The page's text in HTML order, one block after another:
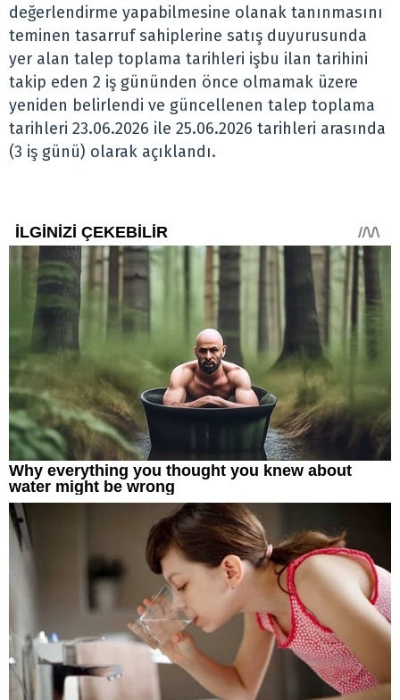
değerlendirme yapabilmesine olanak tanınmasını
teminen tasarruf sahiplerine satış duyurusunda
yer alan talep toplama tarihleri işbu ilan tarihini
takip eden 2 iş gününden önce olmamak üzere
yeniden belirlendi ve güncellenen talep toplama
tarihleri 23.06.2026 ile 25.06.2026 tarihleri arasında
(3 iş günü) olarak açıklandı.